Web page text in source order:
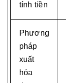
tính tiền
Phương
pháp
xuất
hóa